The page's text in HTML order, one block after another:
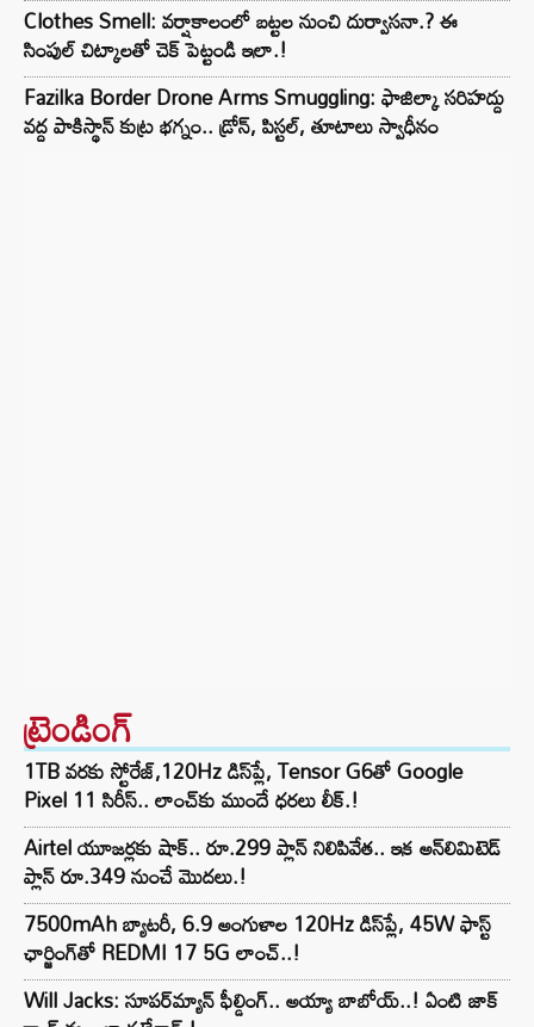
Clothes Smell: వర్షాకాలంలో బట్టల నుంచి దుర్వాసనా.? ఈ
సింపుల్ చిట్కాలతో చెక్ పెట్టండి ఇలా.!
Fazilka Border Drone Arms Smuggling: ఫాజిల్కా సరిహద్దు
వద్ద పాకిస్థాన్ కుట్ర భగ్నం.. డ్రోన్, పిస్టల్, తూటాలు స్వాధీనం
ట్రెండింగ్‌
1TB వరకు స్టోరేజ్,120Hz డిస్‌ప్లే, Tensor G6తో Google
Pixel 11 సిరీస్.. లాంచ్⁭కు ముందే ధరలు లీక్.!
Airtel యూజర్లకు షాక్.. రూ.299 ప్లాన్ నిలిపివేత.. ఇక అన్‌లిమిటెడ్
ప్లాన్ రూ.349 నుంచే మొదలు.!
7500mAh బ్యాటరీ, 6.9 అంగుళాల 120Hz డిస్‌ప్లే, 45W ఫాస్ట్
ఛార్జింగ్‌తో REDMI 17 5G లాంచ్..!
Will Jacks: సూపర్‌మ్యాన్ ఫీల్డింగ్.. అయ్యా బాబోయ్..! ఏంటి జాక్